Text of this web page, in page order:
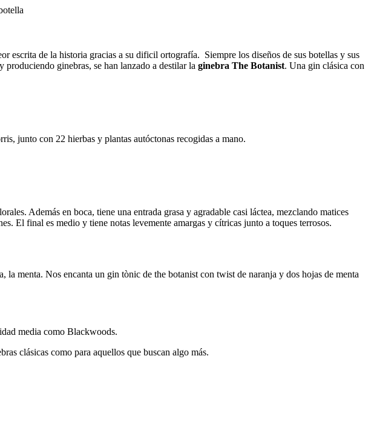
escrita de la historia gracias a su dificil ortografía. Siempre los diseños de sus botellas y sus
ginebras, se han lanzado a destilar la ginebra The Botanist. Una gin clásica con
junto con 22 hierbas y plantas autóctonas recogidas a mano.
Además en boca, tiene una entrada grasa y agradable casi láctea, mezclando matices
El final es medio y tiene notas levemente amargas y cítricas junto a toques terrosos.
menta. Nos encanta un gin tònic de the botanist con twist de naranja y dos hojas de menta
media como Blackwoods.
clásicas como para aquellos que buscan algo más.